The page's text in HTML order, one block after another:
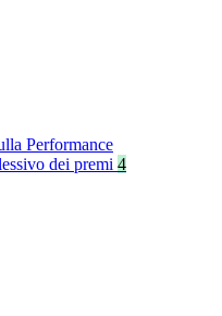
Performance
dei premi 4